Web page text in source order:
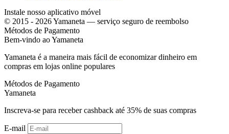
Instale nosso aplicativo móvel
© 2015 - 2026 Yamaneta — serviço seguro de reembolso
Métodos de Pagamento
Bem-vindo aoYamaneta
Yamaneta é a maneira mais fácil de economizar dinheiro em
compras em lojas online populares
Métodos de Pagamento
Yamaneta
Inscreva-se para receber cashback até 35% de suas compras
E-mail